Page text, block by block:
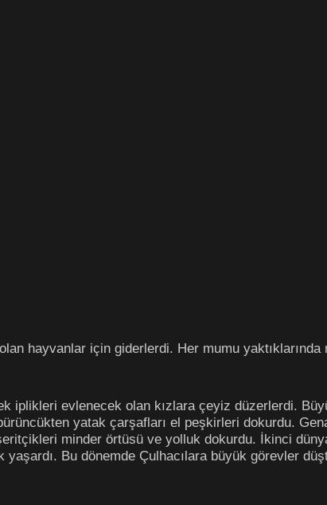
hayvanlar için giderlerdi. Her mumu yaktıklarında
iplikleri evlenecek olan kızlara çeyiz düzerlerdi.
yatak çarşafları el peşkirleri dokurdu.
minder örtüsü ve yolluk dokurdu. İkinci
Bu dönemde Çulhacılara büyük görevler